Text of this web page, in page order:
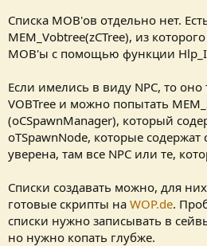
Списка MOB'ов отдельно нет.
MEM_Vobtree(zCTree), из
MOB'ы с помощью функции
Если имелись в виду NPC, то
VOBTree и можно попытать
(oCSpawnManager), который
oTSpawnNode, которые содержат
уверена, там все NPC или те,
Списки создавать можно, для
готовые скрипты на WOP.de.
списки нужно записывать в
но нужно копать глубже.